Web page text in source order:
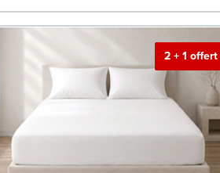
2 + 1 offert